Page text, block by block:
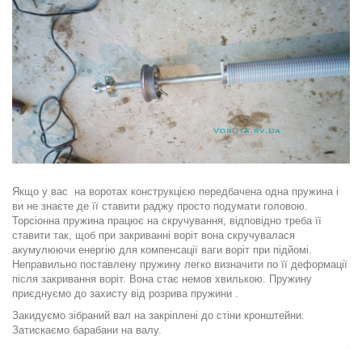
Якщо у вас на воротах конструкцією передбачена одна пружина і
ви не знаєте де її ставити раджу просто подумати головою.
Торсіонна пружина працює на скручування, відповідно треба її
ставити так, щоб при закриванні воріт вона скручувалася
акумулюючи енергію для компенсації ваги воріт при підйомі.
Неправильно поставлену пружину легко визначити по її деформації
після закривання воріт. Вона стає немов хвилькою. Пружину
приєднуємо до захисту від розрива пружини .
Закидуємо зібраний вал на закріплені до стіни кронштейни
Затискаємо барабани на валу.